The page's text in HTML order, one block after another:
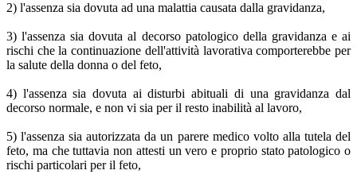
2) l'assenza sia dovuta ad una malattia causata dalla gravidanza,
3) l'assenza sia dovuta al decorso patologico della gravidanza e ai
rischi che la continuazione dell'attività lavorativa comporterebbe per
la salute della donna o del feto,
4) l'assenza sia dovuta ai disturbi abituali di una gravidanza dal
decorso normale, e non vi sia per il resto inabilità al lavoro,
5) l'assenza sia autorizzata da un parere medico volto alla tutela del
feto, ma che tuttavia non attesti un vero e proprio stato patologico o
rischi particolari per il feto,